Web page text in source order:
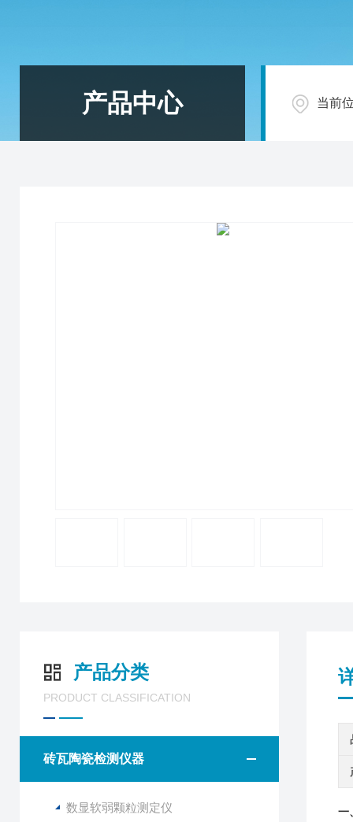
产品中心 当前
产品分类
PRODUCT CLASSIFICATION
砖瓦陶瓷检测仪器
数显软弱颗粒测定仪
一